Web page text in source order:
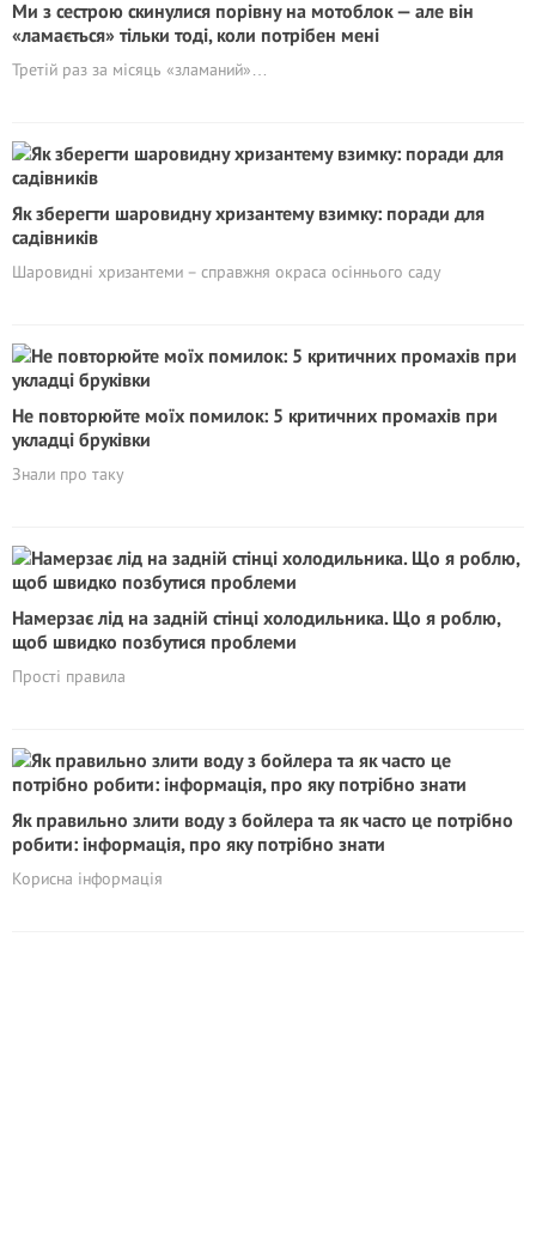
Ми з сестрою скинулися порівну на мотоблок — але він
«ламається» тільки тоді, коли потрібен мені
Третій раз за місяць «зламаний»…
Як зберегти шаровидну хризантему взимку: поради для
садівників
Шаровидні хризантеми – справжня окраса осіннього саду
Не повторюйте моїх помилок: 5 критичних промахів при
укладці бруківки
Знали про таку
Намерзає лід на задній стінці холодильника. Що я роблю,
щоб швидко позбутися проблеми
Прості правила
Як правильно злити воду з бойлера та як часто це потрібно
робити: інформація, про яку потрібно знати
Корисна інформація